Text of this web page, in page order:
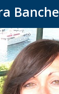
Banche